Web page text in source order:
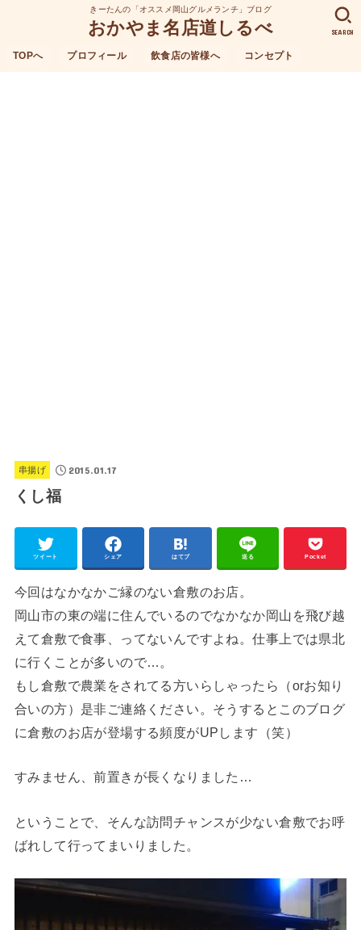
きーたんの「オススメ岡山グルメランチ」ブログ
おかやま名店道しるべ
TOPへ プロフィール 飲食店の皆様へ コンセプト
SEARCH
串揚げ 2015.01.17
くし福
ツイート シェア はてブ 送る Pocket
今回はなかなかご縁のない倉敷のお店。
岡山市の東の端に住んでいるのでなかなか岡山を飛び越
えて倉敷で食事、ってないんですよね。仕事上では県北
に行くことが多いので…。
もし倉敷で農業をされてる方いらしゃったら（orお知り
合いの方）是非ご連絡ください。そうするとこのブログ
に倉敷のお店が登場する頻度がUPします（笑）
すみません、前置きが長くなりました…
ということで、そんな訪問チャンスが少ない倉敷でお呼
ばれして行ってまいりました。